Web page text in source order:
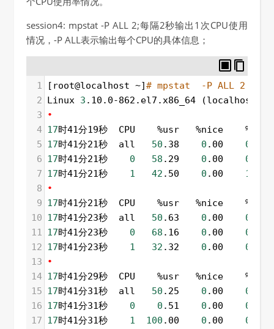
session4: mpstat -P ALL 2;每隔2秒输出1次CPU使用
情况，-P ALL表示输出每个CPU的具体信息；
1 [root@localhost ~]# mpstat  -P ALL 2
2 Linux 3 .10.0-862.el7.x86_64
3
•
4 17时41分19秒  CPU    %usr   %nice
5 17时41分21秒  all 50 .38 0 .00 0
6 17时41分21秒 0 58 .29 0 .00 0
7 17时41分21秒 1 42 .50 0 .00 1
8
•
9 17时41分21秒  CPU    %usr   %nice
10 17时41分23秒  all 50 .63 0 .00 0
11 17时41分23秒 0 68 .16 0 .00 0
12 17时41分23秒 1 32 .32 0 .00 0
13
•
14 17时41分29秒  CPU    %usr   %nice
15 17时41分31秒  all 50 .25 0 .00 0
16 17时41分31秒 0 0 .51 0 .00 0
17 17时41分31秒 1 100 .00 0 .00 0